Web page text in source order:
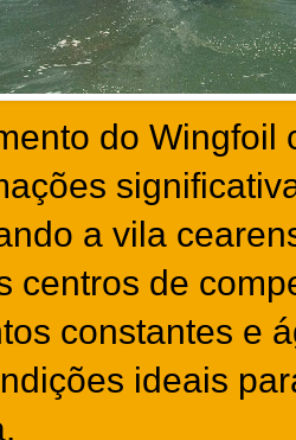
do Wingfoil
a vila
centros de
constantes e
ideais